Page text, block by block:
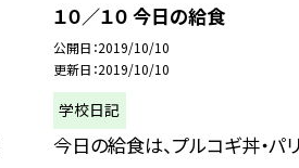
１０／１０ 今日の給食
公開日 2019/10/10
更新日 2019/10/10
学校日記
今日の給食は、プルコギ丼・パ